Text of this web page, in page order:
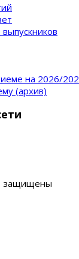
на 2026/
(архив)
защищены